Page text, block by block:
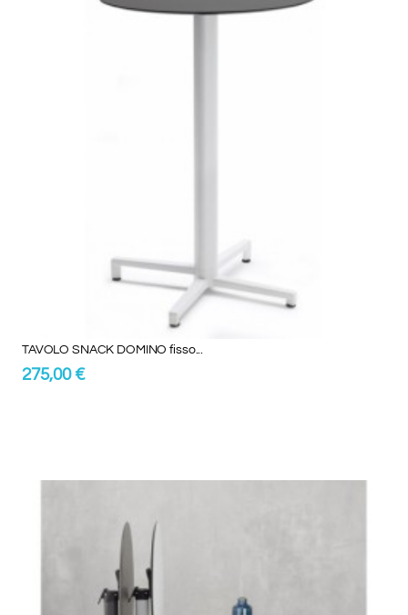
TAVOLO SNACK DOMINO fisso...
275,00 €